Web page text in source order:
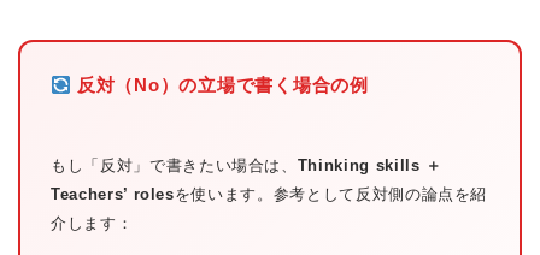
反対（No）の立場で書く場合の例
もし「反対」で書きたい場合は、 Thinking skills ＋
Teachers’ rolesを使います。参考として反対側の論点を紹
介します：